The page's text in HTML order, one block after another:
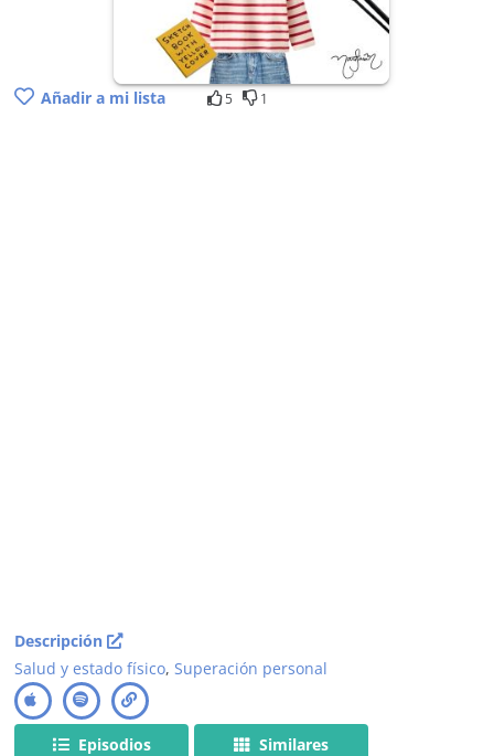
Añadir a mi lista 5 1
Descripción
Salud y estado físico,Superación personal
Episodios
Similares